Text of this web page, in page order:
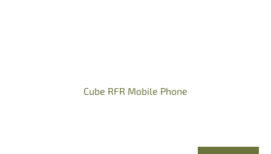
Cube RFR Mobile Phone